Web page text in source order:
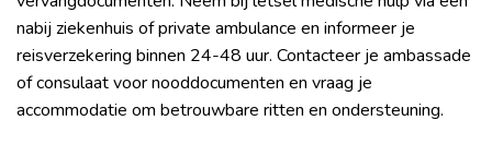
nabij ziekenhuis of private ambulance en informeer je
reisverzekering binnen 24-48 uur. Contacteer je ambassade
of consulaat voor nooddocumenten en vraag je
accommodatie om betrouwbare ritten en ondersteuning.